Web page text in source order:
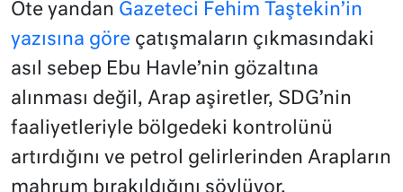
Öte yandan Gazeteci Fehim Taştekin’in
yazısına göre çatışmaların çıkmasındaki
asıl sebep Ebu Havle’nin gözaltına
alınması değil, Arap aşiretler, SDG’nin
faaliyetleriyle bölgedeki kontrolünü
artırdığını ve petrol gelirlerinden Arapların